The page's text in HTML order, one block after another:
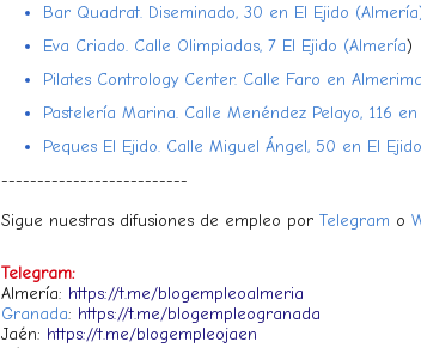
Bar Quadrat. Diseminado, 30 en El Ejido
Eva Criado. Calle Olimpiadas, 7 El Ejido (Almería)
Pilates Contrology Center. Calle Faro en
Pastelería Marina. Calle Menéndez Pelayo, 116
Peques El Ejido. Calle Miguel Ángel, 50 en El
--------------------------
Sigue nuestras difusiones de empleo por Telegram o
Telegram:
Almería: https://t.me/blogempleoalmeria
Granada: https://t.me/blogempleogranada
Jaén: https://t.me/blogempleojaen